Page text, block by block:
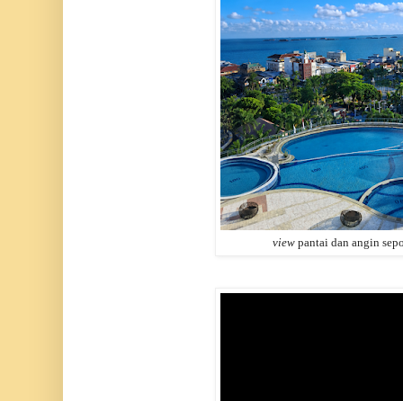
viewpantai dan angin